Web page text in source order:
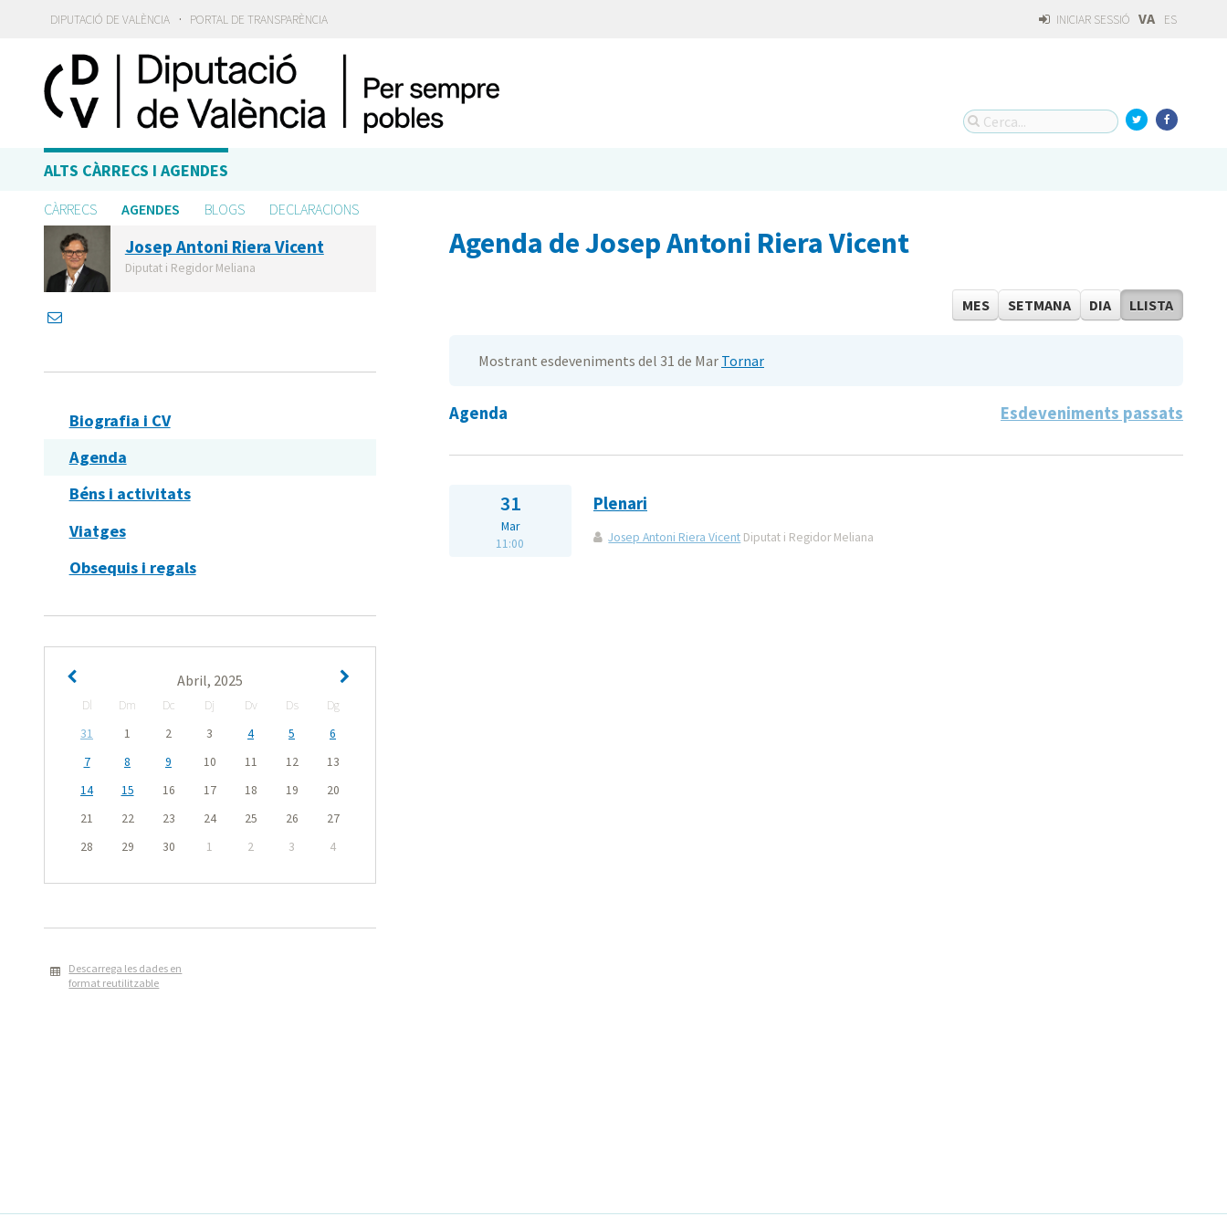
DIPUTACIÓ DE VALÈNCIA · PORTAL DE TRANSPARÈNCIA INICIAR SESSIÓ VA ES
ALTS CÀRRECS I AGENDES
CÀRRECS AGENDES BLOGS DECLARACIONS
Josep Antoni Riera Vicent
Diputat i Regidor Meliana
Biografia i CV
Agenda
Béns i activitats
Viatges
Obsequis i regals
Abril, 2025
Dl Dm Dc Dj Dv Ds
Dg
31
1 2 3 4 5
6
7
8 9 10 11 12
13
14
15 16 17 18 19
20
21
22 23 24 25 26
27
28
29 30 1 2 3 4
Descarrega les dades en
format reutilitzable
Agenda de Josep Antoni Riera Vicent
MES SETMANA DIA LLISTA
Mostrant esdeveniments del 31 de Mar Tornar
Agenda Esdeveniments passats
31
Mar
11:00
Plenari
Josep Antoni Riera Vicent Diputat i Regidor Meliana